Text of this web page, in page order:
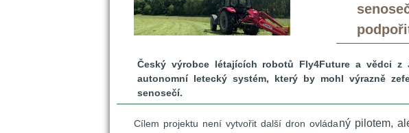
Český výrobce létajících robotů Fly4Future a vědci z
autonomní letecký systém, který by mohl výrazně
enosečí.
Cílem projektu není vytvořit další dron ovládaný pilotem,